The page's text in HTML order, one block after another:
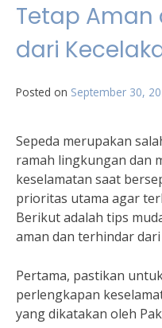
Tetap Aman
dari
Posted on September 30,
Sepeda merupakan
ramah lingkungan dan
keselamatan saat
prioritas utama agar
Berikut adalah tips
aman dan terhindar dari
Pertama, pastikan
perlengkapan
yang dikatakan oleh